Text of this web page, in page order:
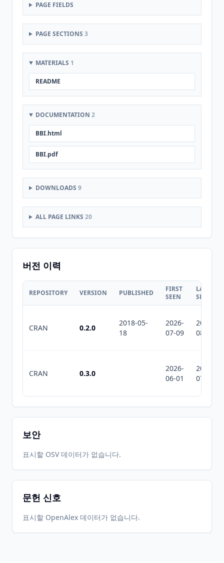
PAGE FIELDS
PAGE SECTIONS 3
MATERIALS 1
README
DOCUMENTATION 2
BBI.html
BBI.pdf
DOWNLOADS 9
ALL PAGE LINKS 20
버전 이력
REPOSITORY VERSION PUBLISHED
FIRST
SEEN
LAST
SEEN
CRAN 0.2.0
2018-05-
18
2026-
07-09
2026-
08-07
CRAN 0.3.0
2026-
06-01
2026-
07-10
보안
표시할 OSV 데이터가 없습니다.
문헌 신호
표시할 OpenAlex 데이터가 없습니다.